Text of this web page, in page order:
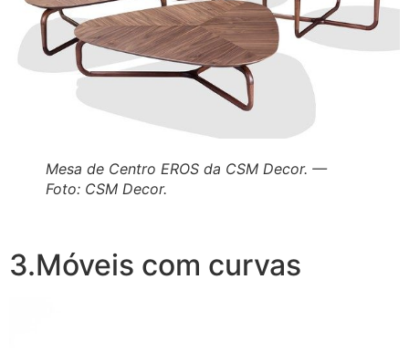
Mesa de Centro EROS da CSM Decor. —
Foto: CSM Decor.
3.Móveis com curvas